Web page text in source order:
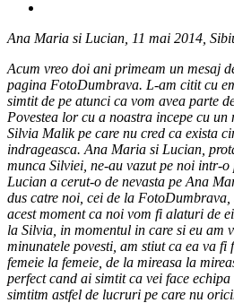
Ana Maria si Lucian, 11 mai 2014,
Acum vreo doi ani primeam un mesaj
pagina FotoDumbrava. L-am citit cu
simtit de pe atunci ca vom avea parte
Povestea lor cu a noastra incepe cu
Silvia Malik pe care nu cred ca exista
indrageasca. Ana Maria si Lucian,
munca Silviei, ne-au vazut pe noi intr-
Lucian a cerut-o de nevasta pe Ana
dus catre noi, cei de la
acest moment ca noi vom fi alaturi de
la Silvia, in momentul in care si eu am
minunatele povesti, am stiut ca ea va
femeie la femeie, de la mireasa la
perfect cand ai simtit ca vei face
simtitm astfel de lucruri pe care nu